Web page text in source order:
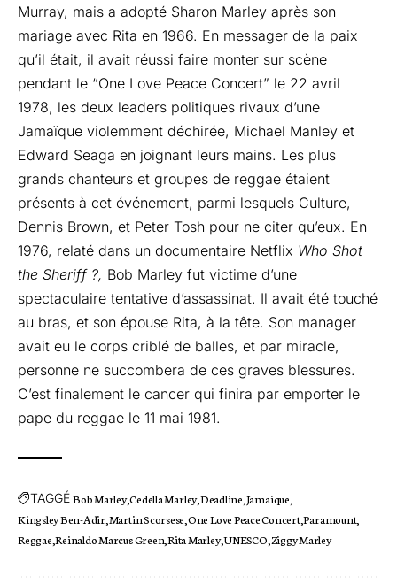
Murray, mais a adopté Sharon Marley après son
mariage avec Rita en 1966. En messager de la paix
qu’il était, il avait réussi faire monter sur scène
pendant le “One Love Peace Concert” le 22 avril
1978, les deux leaders politiques rivaux d’une
Jamaïque violemment déchirée, Michael Manley et
Edward Seaga en joignant leurs mains. Les plus
grands chanteurs et groupes de reggae étaient
présents à cet événement, parmi lesquels Culture,
Dennis Brown, et Peter Tosh pour ne citer qu’eux. En
1976, relaté dans un documentaire Netflix Who Shot
the Sheriff ?, Bob Marley fut victime d’une
spectaculaire tentative d’assassinat. Il avait été touché
au bras, et son épouse Rita, à la tête. Son manager
avait eu le corps criblé de balles, et par miracle,
personne ne succombera de ces graves blessures.
C’est finalement le cancer qui finira par emporter le
pape du reggae le 11 mai 1981.
TAGGÉBob Marley Cedella Marley Deadline Jamaique
Kingsley Ben-Adir Martin Scorsese One Love Peace Concert Paramount
Reggae Reinaldo Marcus Green Rita Marley UNESCO Ziggy Marley